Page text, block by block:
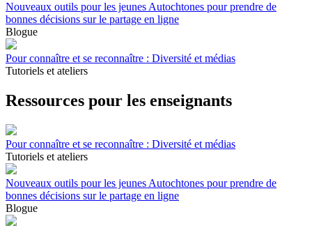
Nouveaux outils pour les jeunes Autochtones pour prendre de
bonnes décisions sur le partage en ligne
Blogue
Pour connaître et se reconnaître : Diversité et médias
Tutoriels et ateliers
Ressources pour les enseignants
Pour connaître et se reconnaître : Diversité et médias
Tutoriels et ateliers
Nouveaux outils pour les jeunes Autochtones pour prendre de
bonnes décisions sur le partage en ligne
Blogue